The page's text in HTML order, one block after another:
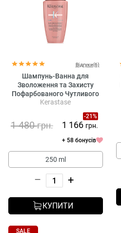
Відгуки(6)
Шампунь-Ванна для
Зволоження та Захисту
Пофарбованого Чутливого
та Пошкодженого Тонкого
Волосся Kerastase Chroma
Absolu Bain Chroma Respect
Kerastase
-21%
1 480грн. 1 166 грн.
+ 58 бонусів
250 ml
– +
КУПИТИ
SALE